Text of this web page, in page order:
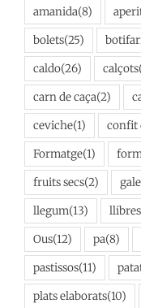
amanida(8)
bolets(25)
caldo(26) calçots
carn de caça(2)
ceviche(1) confit
Formatge(1)
fruits secs(2)
llegum(13)
Ous(12) pa(8)
pastissos(11)
plats elaborats(10)